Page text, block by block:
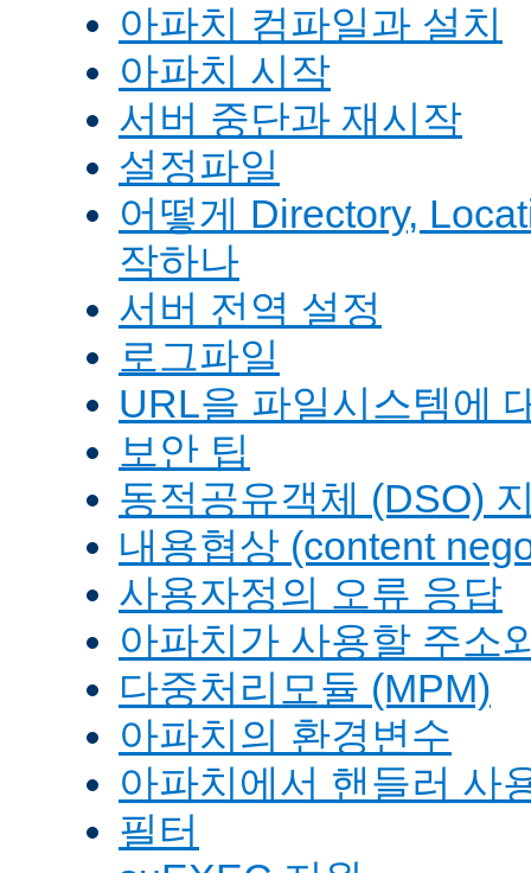
아파치 컴파일과 설치
아파치 시작
서버 중단과 재시작
설정파일
어떻게 Directory,
작하나
서버 전역 설정
로그파일
URL을 파일시스템에
보안 팁
동적공유객체 (DSO)
내용협상 (content
사용자정의 오류 응답
아파치가 사용할 주소
다중처리모듈 (MPM)
아파치의 환경변수
아파치에서 핸들러 사
필터